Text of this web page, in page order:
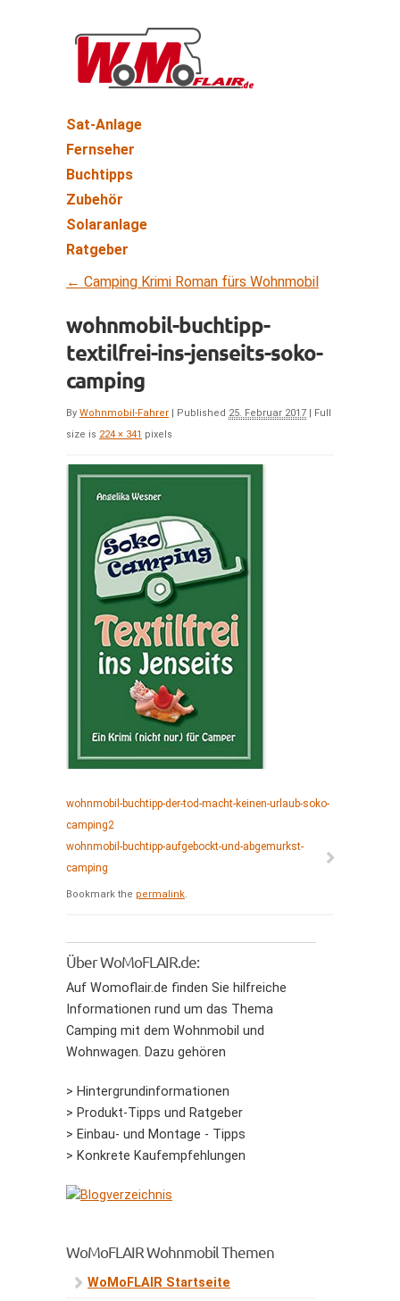
Sat-Anlage
Fernseher
Buchtipps
Zubehör
Solaranlage
Ratgeber
← Camping Krimi Roman fürs Wohnmobil
wohnmobil-buchtipp-
textilfrei-ins-jenseits-soko-
camping
By Wohnmobil-Fahrer | Published 25. Februar 2017 | Full
size is 224 × 341 pixels
wohnmobil-buchtipp-der-tod-macht-keinen-urlaub-soko-
camping2
wohnmobil-buchtipp-aufgebockt-und-abgemurkst-
camping
Bookmark the permalink.
Über WoMoFLAIR.de:
Auf Womoflair.de finden Sie hilfreiche
Informationen rund um das Thema
Camping mit dem Wohnmobil und
Wohnwagen. Dazu gehören
> Hintergrundinformationen
> Produkt-Tipps und Ratgeber
> Einbau- und Montage - Tipps
> Konkrete Kaufempfehlungen
WoMoFLAIR Wohnmobil Themen
WoMoFLAIR Startseite